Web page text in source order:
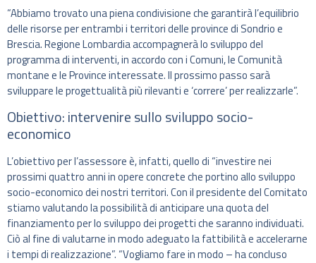
“Abbiamo trovato una piena condivisione che garantirà l’equilibrio
delle risorse per entrambi i territori delle province di Sondrio e
Brescia. Regione Lombardia accompagnerà lo sviluppo del
programma di interventi, in accordo con i Comuni, le Comunità
montane e le Province interessate. Il prossimo passo sarà
sviluppare le progettualità più rilevanti e ‘correre’ per realizzarle”.
Obiettivo: intervenire sullo sviluppo socio-
economico
L’obiettivo per l’assessore è, infatti, quello di “investire nei
prossimi quattro anni in opere concrete che portino allo sviluppo
socio-economico dei nostri territori. Con il presidente del Comitato
stiamo valutando la possibilità di anticipare una quota del
finanziamento per lo sviluppo dei progetti che saranno individuati.
Ciò al fine di valutarne in modo adeguato la fattibilità e accelerarne
i tempi di realizzazione”. “Vogliamo fare in modo – ha concluso